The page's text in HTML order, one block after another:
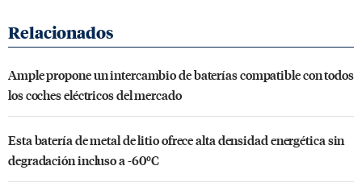
Ample propone un intercambio de baterías compatible con todos
los coches eléctricos del mercado
Esta batería de metal de litio ofrece alta densidad energética sin
degradación incluso a -60ºC